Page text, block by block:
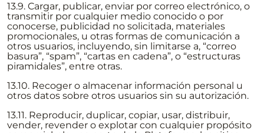
13.9. Cargar, publicar, enviar por correo electrónico, o
transmitir por cualquier medio conocido o por
conocerse, publicidad no solicitada, materiales
promocionales, u otras formas de comunicación a
otros usuarios, incluyendo, sin limitarse a, “correo
basura”, “spam”, “cartas en cadena”, o “estructuras
piramidales”, entre otras.
13.10. Recoger o almacenar información personal u
otros datos sobre otros usuarios sin su autorización.
13.11. Reproducir, duplicar, copiar, usar, distribuir,
vender, revender o explotar con cualquier propósito